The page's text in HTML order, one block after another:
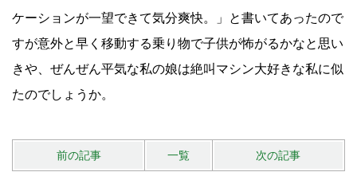
ケーションが一望できて気分爽快。」と書いてあったので
すが意外と早く移動する乗り物で子供が怖がるかなと思い
きや、ぜんぜん平気な私の娘は絶叫マシン大好きな私に似
たのでしょうか。
前の記事 一覧 次の記事